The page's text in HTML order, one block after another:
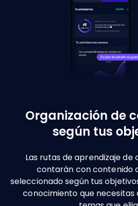
Organización de
según tus
Las rutas de aprendizaje de
contarán con contenido
seleccionado según tus
conocimiento que necesitas